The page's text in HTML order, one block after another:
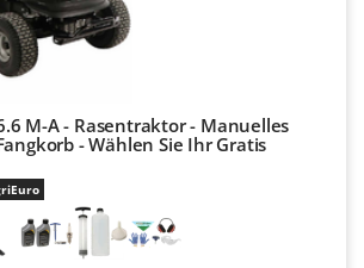
M-A - Rasentraktor - Manuelles
- Wählen Sie Ihr Gratis